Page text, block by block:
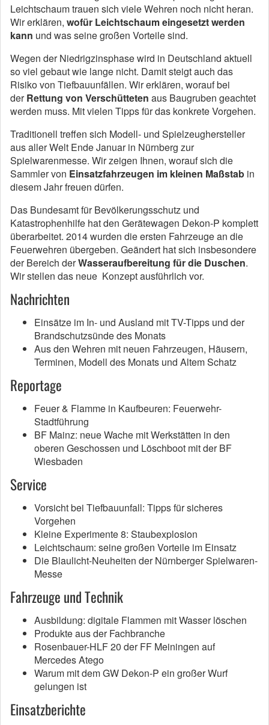
Leichtschaum trauen sich viele Wehren noch nicht heran.
Wir erklären, wofür Leichtschaum eingesetzt werden
kann und was seine großen Vorteile sind.
Wegen der Niedrigzinsphase wird in Deutschland aktuell
so viel gebaut wie lange nicht. Damit steigt auch das
Risiko von Tiefbauunfällen. Wir erklären, worauf bei
derRettung von Verschütteten aus Baugruben geachtet
werden muss. Mit vielen Tipps für das konkrete Vorgehen.
Traditionell treffen sich Modell- und Spielzeughersteller
aus aller Welt Ende Januar in Nürnberg zur
Spielwarenmesse. Wir zeigen Ihnen, worauf sich die
Sammler von Einsatzfahrzeugen im kleinen Maßstab in
diesem Jahr freuen dürfen.
Das Bundesamt für Bevölkerungsschutz und
Katastrophenhilfe hat den Gerätewagen Dekon-P komplett
überarbeitet. 2014 wurden die ersten Fahrzeuge an die
Feuerwehren übergeben. Geändert hat sich insbesondere
der Bereich derWasseraufbereitung für die Duschen.
Wir stellen das neue Konzept ausführlich vor.
Nachrichten
Einsätze im In- und Ausland mit TV-Tipps und der
Brandschutzsünde des Monats
Aus den Wehren mit neuen Fahrzeugen, Häusern,
Terminen, Modell des Monats und Altem Schatz
Reportage
Feuer & Flamme in Kaufbeuren: Feuerwehr-
Stadtführung
BF Mainz: neue Wache mit Werkstätten in den
oberen Geschossen und Löschboot mit der BF
Wiesbaden
Service
Vorsicht bei Tiefbauunfall: Tipps für sicheres
Vorgehen
Kleine Experimente 8: Staubexplosion
Leichtschaum: seine großen Vorteile im Einsatz
Die Blaulicht-Neuheiten der Nürnberger Spielwaren-
Messe
Fahrzeuge und Technik
Ausbildung: digitale Flammen mit Wasser löschen
Produkte aus der Fachbranche
Rosenbauer-HLF 20 der FF Meiningen auf
Mercedes Atego
Warum mit dem GW Dekon-P ein großer Wurf
gelungen ist
Einsatzberichte